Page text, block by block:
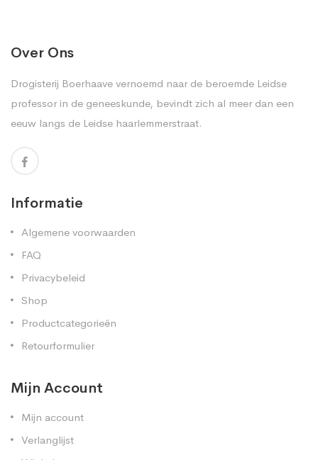
Over Ons
Drogisterij Boerhaave vernoemd naar de beroemde Leidse
professor in de geneeskunde, bevindt zich al meer dan een
eeuw langs de Leidse haarlemmerstraat.
Informatie
Algemene voorwaarden
FAQ
Privacybeleid
Shop
Productcategorieën
Retourformulier
Mijn Account
Mijn account
Verlanglijst